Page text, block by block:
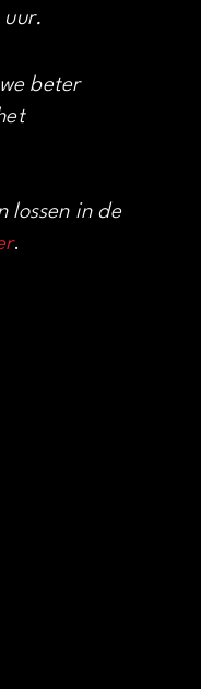
uur.
beter
lossen in de
.